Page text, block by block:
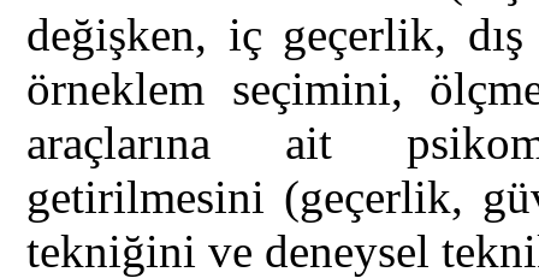
değişken, iç geçerlik,
örneklem seçimini,
araçlarına ait
getirilmesini (geçerlik,
tekniğini ve deneysel